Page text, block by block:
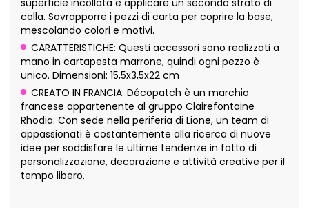
colla. Sovrapporre i pezzi di carta per coprire la base,
mescolando colori e motivi.
CARATTERISTICHE: Questi accessori sono realizzati a
mano in cartapesta marrone, quindi ogni pezzo è
unico. Dimensioni: 15,5x3,5x22 cm
CREATO IN FRANCIA: Décopatch è un marchio
francese appartenente al gruppo Clairefontaine
Rhodia. Con sede nella periferia di Lione, un team di
appassionati è costantemente alla ricerca di nuove
idee per soddisfare le ultime tendenze in fatto di
personalizzazione, decorazione e attività creative per il
tempo libero.